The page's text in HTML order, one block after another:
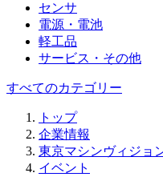
センサ
電源・電池
軽工品
サービス・その他
すべてのカテゴリー
トップ
企業情報
東京マシンヴィジョ
イベント